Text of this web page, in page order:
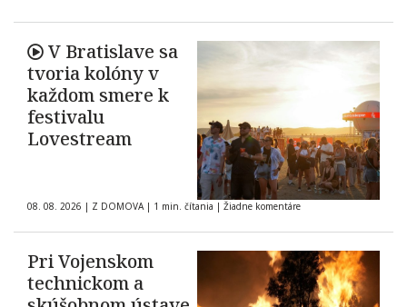
V Bratislave sa
tvoria kolóny v
každom smere k
festivalu
Lovestream
08. 08. 2026 | Z DOMOVA | 1 min. čítania | Žiadne komentáre
Pri Vojenskom
technickom a